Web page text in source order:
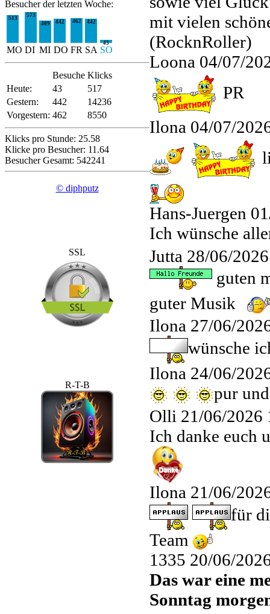
Besucher der letzten Woche:
513
573
409
442 462 442
43
MO DI MI DO FR SA SO
Besuche Klicks
Heute:
43
517
Gestern:
442
14236
Vorgestern: 462 8550
Klicks pro Stunde: 25.58
Klicke pro Besucher: 11.64
Besucher Gesamt: 542241
© diphputz
SSL
R-T-B
mit vielen
(RocknRoller)
Loona 04/07/
PR
Ilona 04/07/
Hans-Juergen
Ich wünsche
Jutta 28/06/
guten
guter Musik
Ilona 27/06/
wünsche
Ilona 24/06/
pur
Olli 21/06/2026
Ich danke euch
Ilona 21/06/
für
Team
1335 20/06/
Das war eine
Sonntag